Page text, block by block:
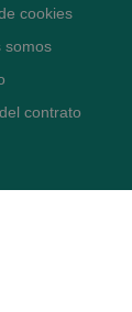
cookies
somos
contrato